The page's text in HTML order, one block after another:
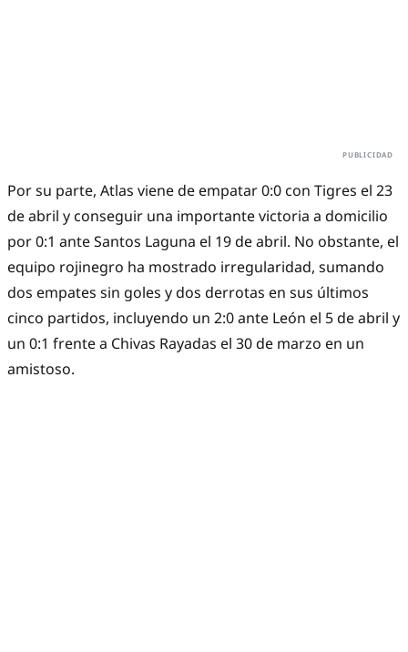
Por su parte, Atlas viene de empatar 0:0 con Tigres el 23
de abril y conseguir una importante victoria a domicilio
por 0:1 ante Santos Laguna el 19 de abril. No obstante, el
equipo rojinegro ha mostrado irregularidad, sumando
dos empates sin goles y dos derrotas en sus últimos
cinco partidos, incluyendo un 2:0 ante León el 5 de abril y
un 0:1 frente a Chivas Rayadas el 30 de marzo en un
amistoso.